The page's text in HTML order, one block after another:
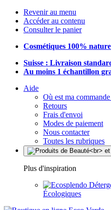
Revenir au menu
Accéder au contenu
Consulter le panier
Cosmétiques 100%
Suisse : Livraison
Au moins 1 échantillon
Aide
Où est ma
Retours
Frais d'envoi
Modes de paiement
Nous contacter
Toutes les rubriques
Plus d'inspiration
Écologiques